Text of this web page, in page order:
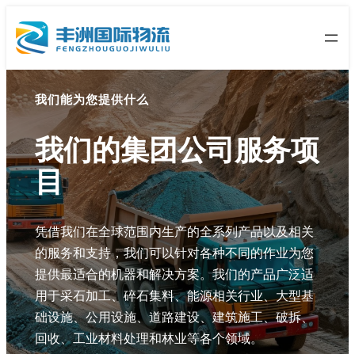
至
容
我们能为您提供什么
我们的集团公司服务项
目
凭借我们在全球范围内生产的全系列产品以及相关
的服务和支持，我们可以针对各种不同的作业为您
提供最适合的机器和解决方案。我们的产品广泛适
用于采石加工、碎石集料、能源相关行业、大型基
础设施、公用设施、道路建设、建筑施工、破拆、
回收、工业材料处理和林业等各个领域。